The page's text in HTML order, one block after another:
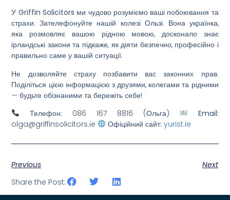
У Griffin Solicitors ми чудово розуміємо ваші побоювання та
страхи. Зателефонуйте нашій колезі Ользі. Вона українка,
яка розмовляє вашою рідною мовою, досконало знає
ірландські закони та підкаже, як діяти безпечно, професійно і
правильно саме у вашій ситуації.
Не дозволяйте страху позбавити вас законних прав.
Поділіться цією інформацією з друзями, колегами та рідними
— будьте обізнаними та бережіть себе!
Телефон: 086 167 8816 (Ольга)
Email:
olga@griffinsolicitors.ie
Офіційний сайт: yurist.ie
Previous
Next
Share the Post: